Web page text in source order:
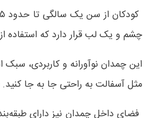
چشم و یک لب قرار دارد که
مثل آسفالت به راحتی جا به جا
فضای داخل چمدان نیز دارای